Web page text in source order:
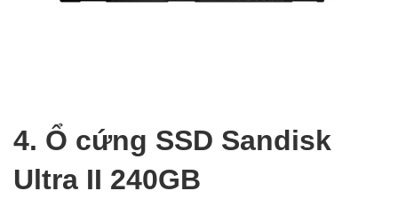
4. Ổ cứng SSD Sandisk
Ultra II 240GB